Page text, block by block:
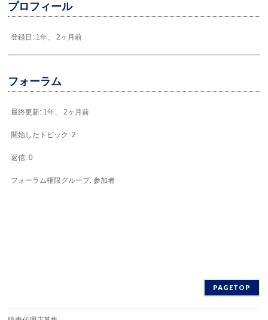
プロフィール
登録日: 1年、 2ヶ月前
フォーラム
最終更新: 1年、 2ヶ月前
開始したトピック: 2
返信: 0
フォーラム権限グループ: 参加者
PAGETOP